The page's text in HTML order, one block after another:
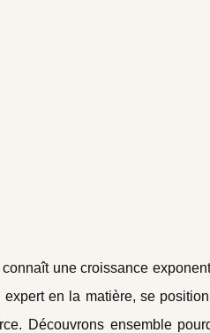
une croissance
en la matière, se
Découvrons ensemble